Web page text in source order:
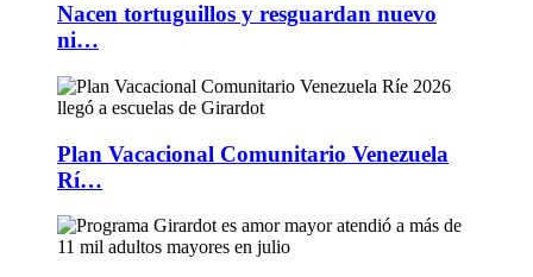
Nacen tortuguillos y resguardan nuevo
ni…
Plan Vacacional Comunitario Venezuela
Rí…